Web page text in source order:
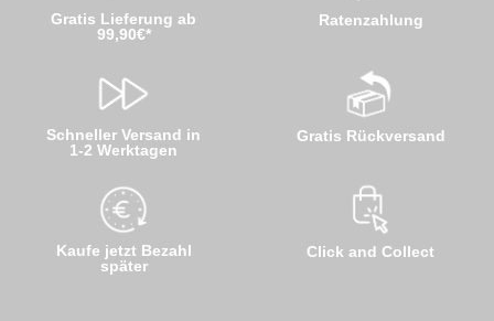
Gratis Lieferung ab
99,90€*
Schneller Versand in
1-2 Werktagen
Kaufe jetzt Bezahl
später
Ratenzahlung
Gratis Rückversand
Click and Collect